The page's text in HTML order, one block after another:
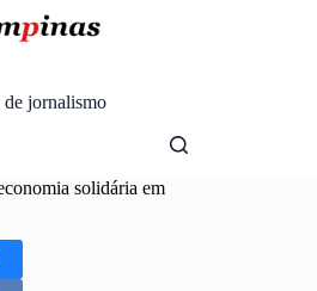
jornalismo
solidária em